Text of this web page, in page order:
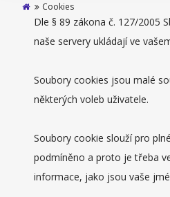
Cookies
Dle § 89 zákona č. 127/2005
naše servery ukládají ve
Soubory cookies jsou malé
některých voleb uživatele.
Soubory cookie slouží pro
podmíněno a proto je třeba
informace, jako jsou vaše